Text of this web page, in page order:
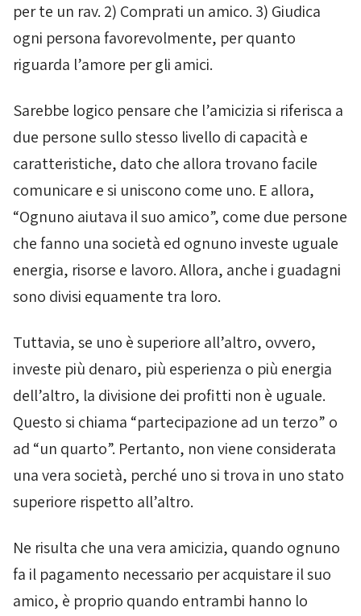
per te un rav. 2) Comprati un amico. 3) Giudica
ogni persona favorevolmente, per quanto
riguarda l’amore per gli amici.
Sarebbe logico pensare che l’amicizia si riferisca a
due persone sullo stesso livello di capacità e
caratteristiche, dato che allora trovano facile
comunicare e si uniscono come uno. E allora,
“Ognuno aiutava il suo amico”, come due persone
che fanno una società ed ognuno investe uguale
energia, risorse e lavoro. Allora, anche i guadagni
sono divisi equamente tra loro.
Tuttavia, se uno è superiore all’altro, ovvero,
investe più denaro, più esperienza o più energia
dell’altro, la divisione dei profitti non è uguale.
Questo si chiama “partecipazione ad un terzo” o
ad “un quarto”. Pertanto, non viene considerata
una vera società, perché uno si trova in uno stato
superiore rispetto all’altro.
Ne risulta che una vera amicizia, quando ognuno
fa il pagamento necessario per acquistare il suo
amico, è proprio quando entrambi hanno lo